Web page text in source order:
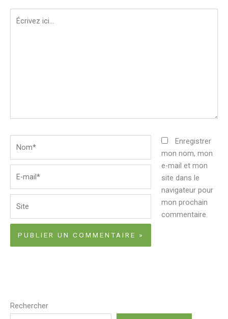
Écrivez
ici…
mail*
Enregistrer
mon nom, mon
e-mail et mon
site dans le
navigateur pour
mon prochain
commentaire.
Rechercher